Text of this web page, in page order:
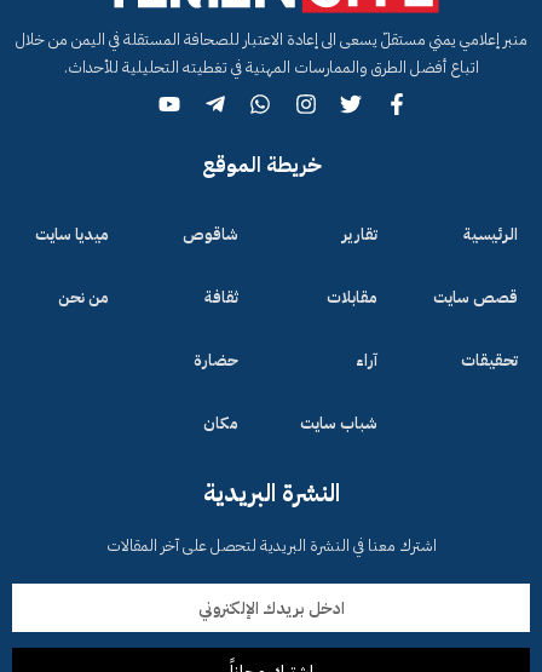
منبر إعلامي يمني مستقلّ يسعى الى إعادة الاعتبار للصحافة المستقلة في اليمن من خلال
اتباع أفضل الطرق والممارسات المهنية في تغطيته التحليلية للأحداث.
خريطة الموقع
الرئيسية
قصص سايت
تحقيقات
تقارير
مقابلات
آراء
شباب سايت
شاقوص
ثقافة
حضارة
مكان
ميديا سايت
من نحن
النشرة البريدية
اشترك معنا في النشرة البريدية لتحصل على آخر المقالات